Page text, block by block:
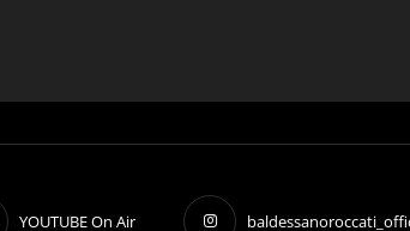
YOUTUBE On Air